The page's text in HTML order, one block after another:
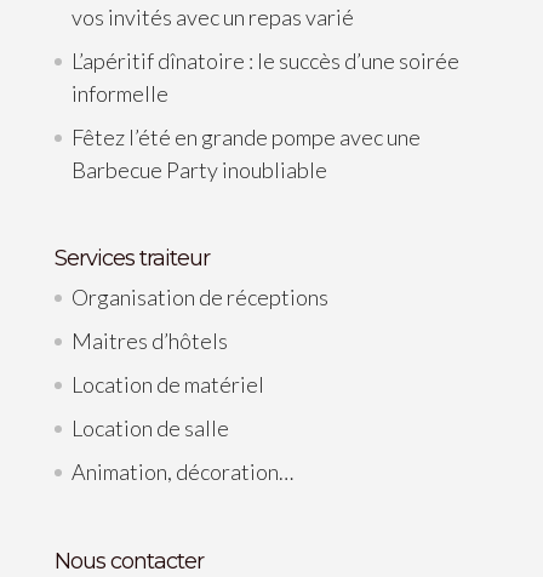
vos invités avec un repas varié
L’apéritif dînatoire : le succès d’une soirée
informelle
Fêtez l’été en grande pompe avec une
Barbecue Party inoubliable
Services traiteur
Organisation de réceptions
Maitres d’hôtels
Location de matériel
Location de salle
Animation, décoration…
Nous contacter